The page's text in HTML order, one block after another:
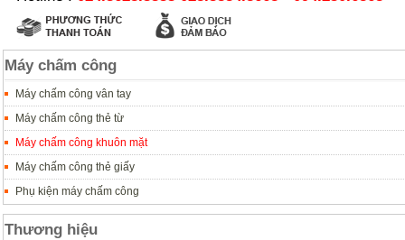
Máy chấm công
Máy chấm công vân tay
Máy chấm công thẻ từ
Máy chấm công khuôn mặt
Máy chấm công thẻ giấy
Phụ kiện máy chấm công
Thương hiệu